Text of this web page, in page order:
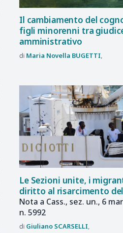
Il cambiamento del
figli minorenni tra
amministrativo
Maria Novella BUGETTI
Le Sezioni unite, i
diritto al risarcimento del
Nota a Cass., sez. un., 6
n. 5992
Giuliano SCARSELLI